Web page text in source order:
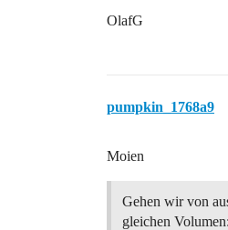
OlafG
pumpkin_1768a9
Moien
Gehen wir von
gleichen Volumen: